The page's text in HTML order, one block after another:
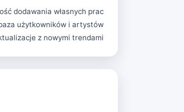
dodawania własnych prac
użytkowników i artystów
z nowymi trendami